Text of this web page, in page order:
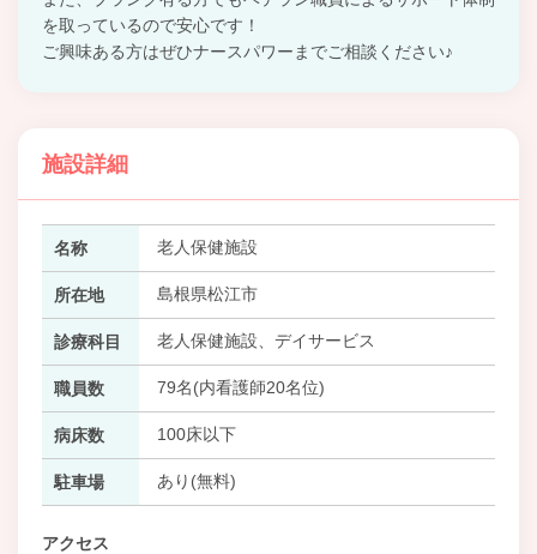
を取っているので安心です！
ご興味ある方はぜひナースパワーまでご相談ください♪
施設詳細
名称 老人保健施設
所在地 島根県松江市
診療科目 老人保健施設、デイサービス
職員数 79名(内看護師20名位)
病床数 100床以下
駐車場 あり(無料)
アクセス